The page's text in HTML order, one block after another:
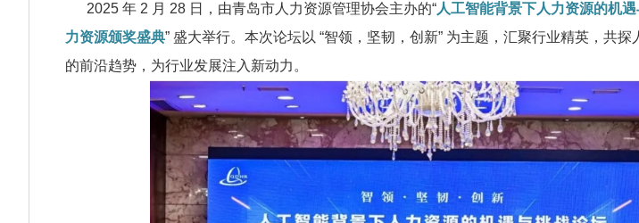
2025 年 2 月 28 日，由青岛市人力资源管理协会主办的“人工智能背景下人力资源的机
力资源颁奖盛典” 盛大举行。本次论坛以 “智领，坚韧，创新” 为主题，汇聚行业精英，共
的前沿趋势，为行业发展注入新动力。